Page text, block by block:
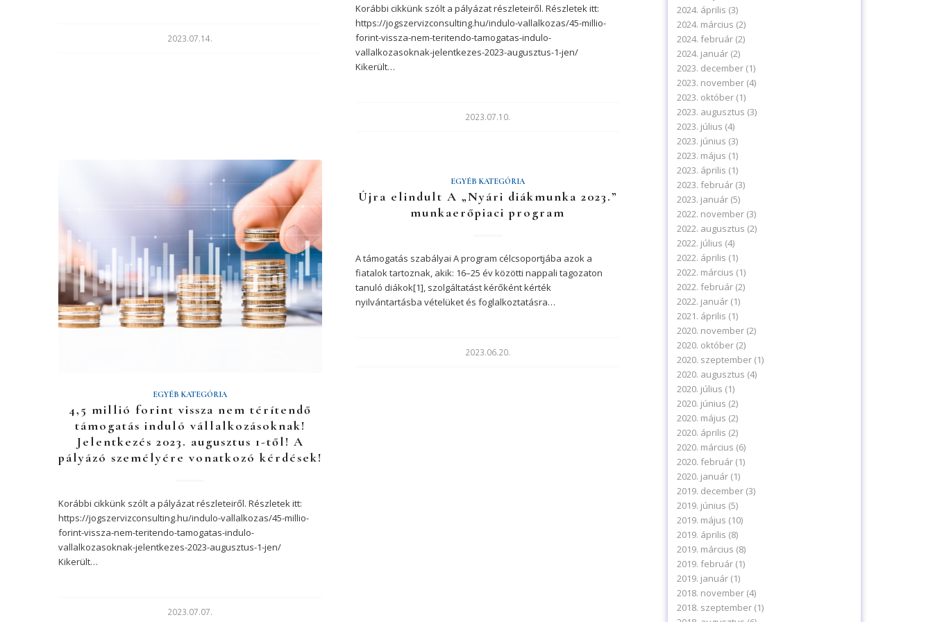
2023.07.14.
Korábbi cikkünk szólt a pályázat részleteiről. Részletek itt:
https://jogszervizconsulting.hu/indulo-vallalkozas/45-millio-
forint-vissza-nem-teritendo-tamogatas-indulo-
vallalkozasoknak-jelentkezes-2023-augusztus-1-jen/
Kikerült…
2023.07.10.
EGYÉB KATEGÓRIA
4,5 millió forint vissza nem térítendő
támogatás induló vállalkozásoknak!
Jelentkezés 2023. augusztus 1-től! A
pályázó személyére vonatkozó kérdések!
Korábbi cikkünk szólt a pályázat részleteiről. Részletek itt:
https://jogszervizconsulting.hu/indulo-vallalkozas/45-millio-
forint-vissza-nem-teritendo-tamogatas-indulo-
vallalkozasoknak-jelentkezes-2023-augusztus-1-jen/
Kikerült…
2023.07.07.
EGYÉB KATEGÓRIA
Újra elindult A „Nyári diákmunka 2023.”
munkaerőpiaci program
A támogatás szabályai A program célcsoportjába azok a
fiatalok tartoznak, akik: 16–25 év közötti nappali tagozaton
tanuló diákok[1], szolgáltatást kérőként kérték
nyilvántartásba vételüket és foglalkoztatásra…
2023.06.20.
2024. április (3)
2024. március (2)
2024. február(2)
2024. január(2)
2023. december(1)
2023. november(4)
2023. október(1)
2023. augusztus (3)
2023. július (4)
2023. június (3)
2023. május (1)
2023. április (1)
2023. február(3)
2023. január(5)
2022. november(3)
2022. augusztus (2)
2022. július (4)
2022. április (1)
2022. március (1)
2022. február(2)
2022. január(1)
2021. április (1)
2020. november(2)
2020. október(2)
2020. szeptember(1)
2020. augusztus (4)
2020. július (1)
2020. június (2)
2020. május (2)
2020. április (2)
2020. március (6)
2020. február(1)
2020. január(1)
2019. december(3)
2019. június (5)
2019. május (10)
2019. április (8)
2019. március (8)
2019. február(1)
2019. január(1)
2018. november(4)
2018. szeptember(1)
Iratkozzon fel hírlevelünkre!
A feliratkozással elfogadja az adatvédelmi tájékoztatónkat.
Elolvasom az